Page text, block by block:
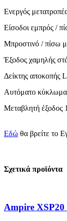
Ενεργός
Είσοδοι εμπρός /
Μπροστινό / πίσω
Έξοδος χαμηλής
Δείκτης αποκοπής
Αυτόματο κύκλωμα
Μεταβλητή έξοδος
Εδώ θα βρείτε το
Σχετικά προϊόντα
Ampire